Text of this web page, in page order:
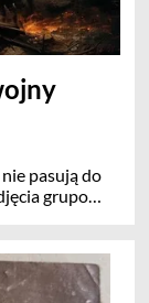
pasują do
grupowe,